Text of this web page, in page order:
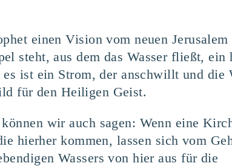
einen Vision vom neuen Jerusalem
steht, aus dem das Wasser fließt, ein
es ist ein Strom, der anschwillt und die
für den Heiligen Geist.
wir auch sagen: Wenn eine
hierher kommen, lassen sich vom
Wassers von hier aus für die